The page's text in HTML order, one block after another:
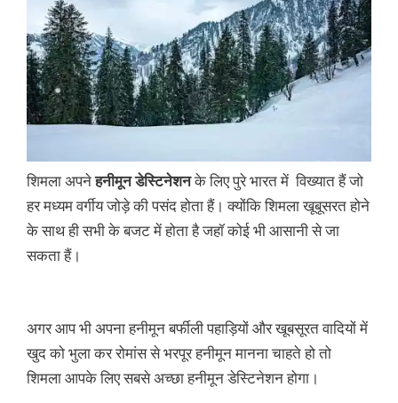
शिमला अपनेहनीमून डेस्टिनेशनके लिए पुरे भारत में विख्यात हैं जो
हर मध्यम वर्गीय जोड़े की पसंद होता हैं। क्योंकि शिमला खूबूसरत होने
के साथ ही सभी के बजट में होता है जहॉ कोई भी आसानी से जा
सकता हैं।
अगर आप भी अपना हनीमून बर्फीली पहाड़ियों और खूबसूरत वादियों में
खुद को भुला कर रोमांस से भरपूर हनीमून मानना चाहते हो तो
शिमला आपके लिए सबसे अच्छा हनीमून डेस्टिनेशन होगा।